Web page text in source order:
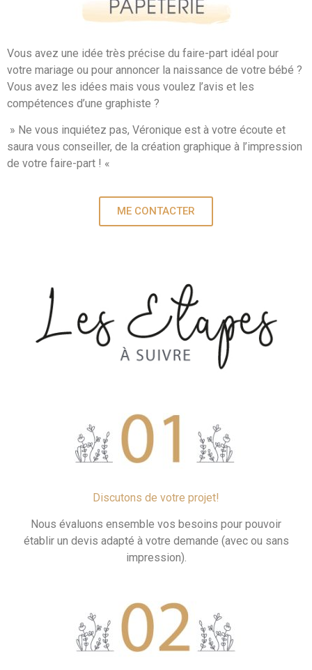
Vous avez une idée très précise du faire-part idéal pour
votre mariage ou pour annoncer la naissance de votre bébé ?
Vous avez les idées mais vous voulez l’avis et les
compétences d’une graphiste ?
» Ne vous inquiétez pas, Véronique est à votre écoute et
saura vous conseiller, de la création graphique à l’impression
de votre faire-part ! «
ME CONTACTER
Discutons de votre projet!
Nous évaluons ensemble vos besoins pour pouvoir
établir un devis adapté à votre demande (avec ou sans
impression).